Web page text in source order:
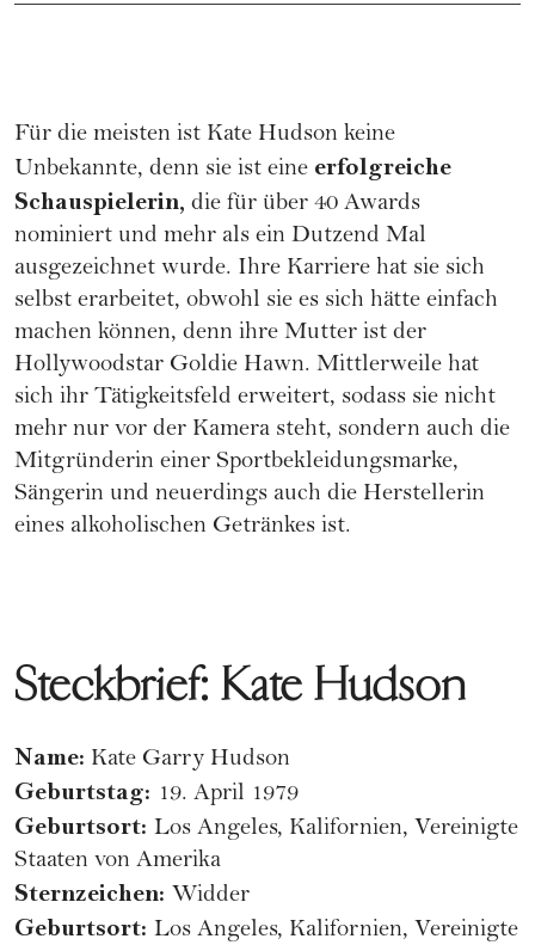
Für die meisten ist Kate Hudson keine
Unbekannte, denn sie ist eine erfolgreiche
Schauspielerin, die für über 40 Awards
nominiert und mehr als ein Dutzend Mal
ausgezeichnet wurde. Ihre Karriere hat sie sich
selbst erarbeitet, obwohl sie es sich hätte einfach
machen können, denn ihre Mutter ist der
Hollywoodstar Goldie Hawn. Mittlerweile hat
sich ihr Tätigkeitsfeld erweitert, sodass sie nicht
mehr nur vor der Kamera steht, sondern auch die
Mitgründerin einer Sportbekleidungsmarke,
Sängerin und neuerdings auch die Herstellerin
eines alkoholischen Getränkes ist.
Steckbrief: Kate Hudson
Name: Kate Garry Hudson
Geburtstag: 19. April 1979
Geburtsort: Los Angeles, Kalifornien, Vereinigte
Staaten von Amerika
Sternzeichen: Widder
Geburtsort: Los Angeles, Kalifornien, Vereinigte